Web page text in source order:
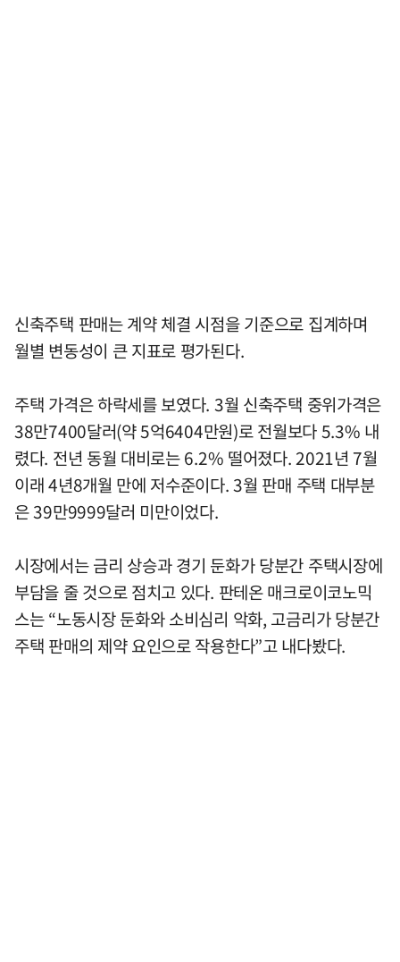
신축주택 판매는 계약 체결 시점을 기준으로 집계하며
월별 변동성이 큰 지표로 평가된다.
주택 가격은 하락세를 보였다. 3월 신축주택 중위가격은
38만7400달러(약 5억6404만원)로 전월보다 5.3% 내
렸다. 전년 동월 대비로는 6.2% 떨어졌다. 2021년 7월
이래 4년8개월 만에 저수준이다. 3월 판매 주택 대부분
은 39만9999달러 미만이었다.
시장에서는 금리 상승과 경기 둔화가 당분간 주택시장에
부담을 줄 것으로 점치고 있다. 판테온 매크로이코노믹
스는 “노동시장 둔화와 소비심리 악화, 고금리가 당분간
주택 판매의 제약 요인으로 작용한다”고 내다봤다.